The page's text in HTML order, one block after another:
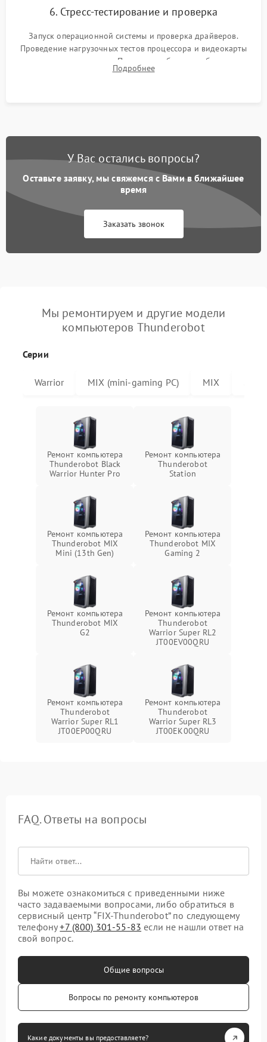
6. Стресс-тестирование и проверка
Запуск операционной системы и проверка драйверов.
Проведение нагрузочных тестов процессора и видеокарты
для контроля температур. Проверка работоспособности всех
USB-портов, аудиовыходов и сетевого подключения.
Подробнее
У Вас остались вопросы?
Оставьте заявку, мы свяжемся с Вами в ближайшее
время
Заказать звонок
Мы ремонтируем и другие модели
компьютеров Thunderobot
Серии
Warrior MIX (mini-gaming PC) MIX
Ремонт компьютера
Thunderobot Black
Warrior Hunter Pro
Ремонт компьютера
Thunderobot
Station
Ремонт компьютера
Thunderobot MIX
Mini (13th Gen)
Ремонт компьютера
Thunderobot MIX
Gaming 2
Ремонт компьютера
Thunderobot MIX
G2
Ремонт компьютера
Thunderobot
Warrior Super RL2
JT00EV00QRU
Ремонт компьютера
Thunderobot
Warrior Super RL1
JT00EP00QRU
Ремонт компьютера
Thunderobot
Warrior Super RL3
JT00EK00QRU
FAQ. Ответы на вопросы
Вы можете ознакомиться с приведенными ниже
часто задаваемыми вопросами, либо обратиться в
сервисный центр “FIX-Thunderobot” по следующему
телефону+7 (800) 301-55-83 если не нашли ответ на
свой вопрос.
Общие вопросы
Вопросы по ремонту компьютеров
Какие документы вы предоставляете?